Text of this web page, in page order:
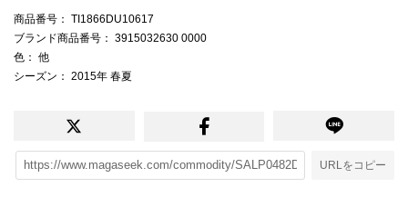
商品番号 ： TI1866DU10617
ブランド商品番号 ： 3915032630 0000
色 ： 他
シーズン ： 2015年 春夏
URLをコピー